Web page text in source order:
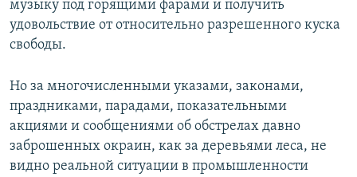
музыку под горящими фарами и получить
удовольствие от относительно разрешенного куска
свободы.
Но за многочисленными указами, законами,
праздниками, парадами, показательными
акциями и сообщениями об обстрелах давно
заброшенных окраин, как за деревьями леса, не
видно реальной ситуации в промышленности